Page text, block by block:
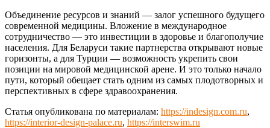
Объединение ресурсов и знаний — залог успешного будущего
современной медицины. Вложение в международное
сотрудничество — это инвестиции в здоровье и благополучие
населения. Для Беларуси такие партнерства открывают новые
горизонты, а для Турции — возможность укрепить свои
позиции на мировой медицинской арене. И это только начало
пути, который обещает стать одним из самых плодотворных и
перспективных в сфере здравоохранения.
Статья опубликована по материалам: https://indesign.com.ru,
https://interior-design-palace.ru, https://interswim.ru